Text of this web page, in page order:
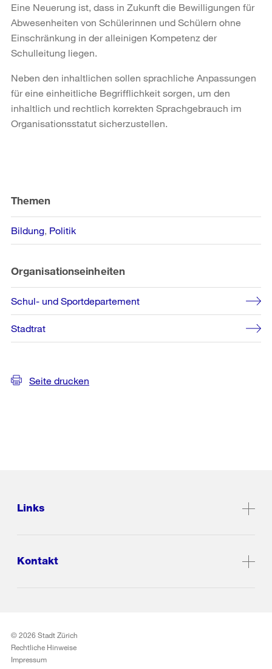
Eine Neuerung ist, dass in Zukunft die Bewilligungen für
Abwesenheiten von Schülerinnen und Schülern ohne
Einschränkung in der alleinigen Kompetenz der
Schulleitung liegen.
Neben den inhaltlichen sollen sprachliche Anpassungen
für eine einheitliche Begrifflichkeit sorgen, um den
inhaltlich und rechtlich korrekten Sprachgebrauch im
Organisationsstatut sicherzustellen.
Informationen
Themen
Bildung Politik
Organisationseinheiten
Schul- und Sportdepartement
Stadtrat
Seite drucken
Links
Kontakt
© 2026 Stadt Zürich
Rechtliche Hinweise
Impressum